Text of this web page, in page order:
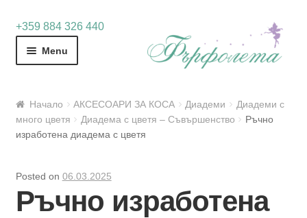
+359 884 326 440
Skip
Skip
Menu
Начало АКСЕСОАРИ ЗА КОСА Диадеми
Диадеми с
много цветя
Диадема с цветя – Съвършенство
Ръчно
изработена диадема с цветя
Posted on 06.03.2025
Ръчно изработена